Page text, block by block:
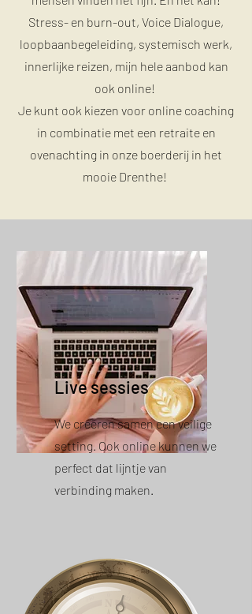
Stress- en burn-out, Voice Dialogue,
loopbaanbegeleiding, systemisch werk,
innerlijke reizen, mijn hele aanbod kan
ook online!
Je kunt ook kiezen voor online coaching
in combinatie met een retraite en
ovenachting in onze boerderij in het
mooie Drenthe!
Live sessies
We creërensamen een veilige
setting. Ook online kunnen we
perfect dat lijntje van
verbinding maken.